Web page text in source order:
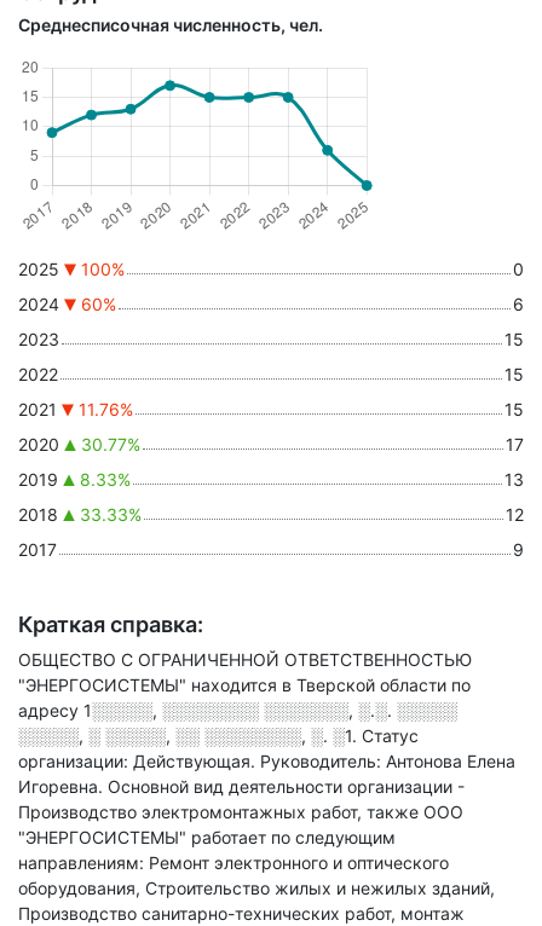
Среднесписочная численность, чел.
2025 100%
0
2024
60%
6
2023
15
2022
15
2021
11.76%
15
2020
30.77%
17
2019
8.33%
13
2018
33.33%
12
2017
9
Краткая справка:
ОБЩЕСТВО С ОГРАНИЧЕННОЙ ОТВЕТСТВЕННОСТЬЮ
"ЭНЕРГОСИСТЕМЫ" находится в Тверской области по
адресу 1░░░░░, ░░░░░░░░ ░░░░░░░, ░.░. ░░░░░
░░░░░, ░ ░░░░░, ░░ ░░░░░░░░, ░. ░1. Статус
организации: Действующая. Руководитель: Антонова Елена
Игоревна. Основной вид деятельности организации -
Производство электромонтажных работ, также ООО
"ЭНЕРГОСИСТЕМЫ" работает по следующим
направлениям: Ремонт электронного и оптического
оборудования, Строительство жилых и нежилых зданий,
Производство санитарно-технических работ, монтаж